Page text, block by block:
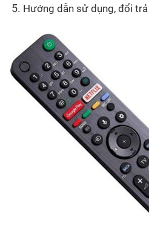
Hướng dẫn sử dụng, đổi